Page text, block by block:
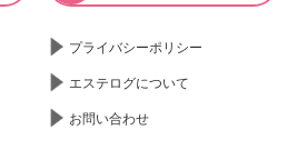
プライバシーポリシー
エステログについて
お問い合わせ